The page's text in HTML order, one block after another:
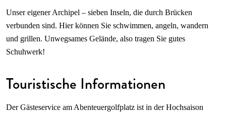
Unser eigener Archipel – sieben Inseln, die durch Brücken
verbunden sind. Hier können Sie schwimmen, angeln, wandern
und grillen. Unwegsames Gelände, also tragen Sie gutes
Schuhwerk!
Touristische Informationen
Der Gästeservice am Abenteuergolfplatz ist in der Hochsaison